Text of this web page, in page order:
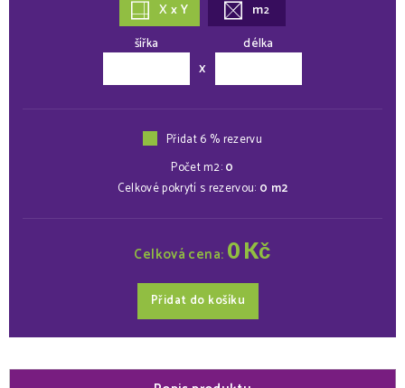
X x Y m2
šířka
x
délka
Přidat 6 % rezervu
Počet m2:0
Celkové pokrytí s rezervou: 0 m2
Celková cena: 0Kč
Přidat do košíku